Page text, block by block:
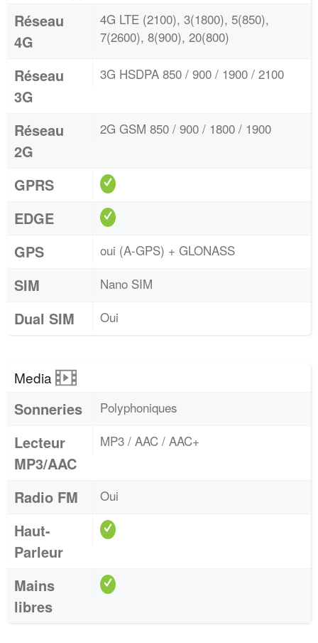
Réseau
4G
4G LTE (2100), 3(1800), 5(850),
7(2600), 8(900), 20(800)
Réseau
3G
3G HSDPA 850 / 900 / 1900 / 2100
Réseau
2G
2G GSM 850 / 900 / 1800 / 1900
GPRS
EDGE
GPS
oui (A-GPS) + GLONASS
SIM Nano SIM
Dual SIM Oui
Media
Sonneries Polyphoniques
Lecteur
MP3/AAC
MP3 / AAC / AAC+
Radio FM Oui
Haut-
Parleur
Mains
libres